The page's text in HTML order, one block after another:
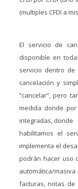
(multiples CFDI a
El servicio de
disponible en
servicio dentro
cancelación y
“cancelar”, pero
medida donde
integradas, donde
habilitamos el
implementa el
podrán hacer uso
automática/
facturas, notas de